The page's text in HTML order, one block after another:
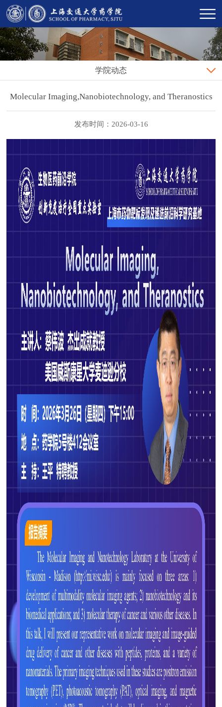
学院动态
Molecular Imaging,Nanobiotechnology, and Theranostics
发布时间：2026-03-16